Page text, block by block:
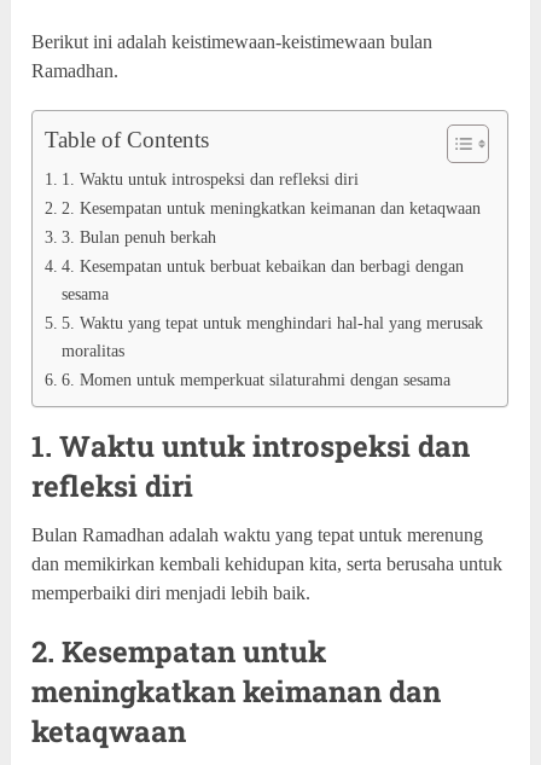
Berikut ini adalah keistimewaan-keistimewaan bulan
Ramadhan.
Table of Contents
1. Waktu untuk introspeksi dan refleksi diri
2. Kesempatan untuk meningkatkan keimanan dan ketaqwaan
3. Bulan penuh berkah
4. Kesempatan untuk berbuat kebaikan dan berbagi dengan
sesama
5. Waktu yang tepat untuk menghindari hal-hal yang merusak
moralitas
6. Momen untuk memperkuat silaturahmi dengan sesama
1. Waktu untuk introspeksi dan
refleksi diri
Bulan Ramadhan adalah waktu yang tepat untuk merenung
dan memikirkan kembali kehidupan kita, serta berusaha untuk
memperbaiki diri menjadi lebih baik.
2. Kesempatan untuk
meningkatkan keimanan dan
ketaqwaan